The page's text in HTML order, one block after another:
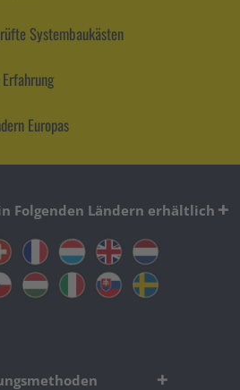
Systembaukästen
Europas
Folgenden Ländern erhältlich